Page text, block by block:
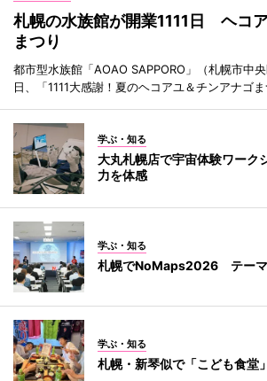
札幌の水族館が開業1111日 ヘコ
まつり
都市型水族館「AOAO SAPPORO」（札幌市中
日、「1111大感謝！夏のヘコアユ＆チンアナゴま
学ぶ・知る
大丸札幌店で宇宙体験ワー
力を体感
学ぶ・知る
札幌でNoMaps2026 テーマ
学ぶ・知る
札幌・新琴似で「こども食